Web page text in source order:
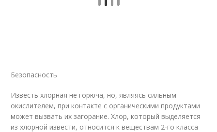
Безопасность
Известь хлорная не горюча, но, являясь сильным
окислителем, при контакте с органическими продуктами
может вызвать их загорание. Хлор, который выделяется
из хлорной извести, относится к веществам 2-го класса